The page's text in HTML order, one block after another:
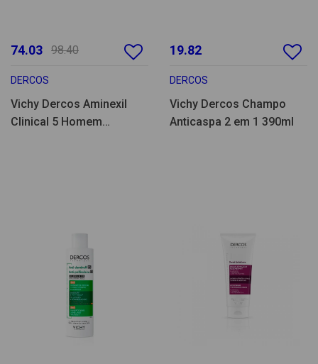
74.03 98.40
DERCOS
Vichy Dercos Aminexil
Clinical 5 Homem
19.82
DERCOS
Vichy Dercos Champo
Anticaspa 2 em 1 390ml